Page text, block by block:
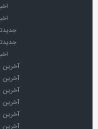
آخرین
آخرین
آخرین
آخرین
آخرین
آخرین